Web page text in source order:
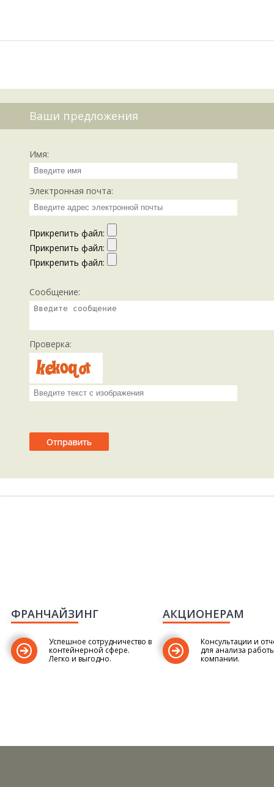
Ваши предложения
Имя:
Электронная почта:
Прикрепить файл:
Прикрепить файл:
Прикрепить файл:
Сообщение:
Проверка:
ФРАНЧАЙЗИНГ
Успешное сотрудничество в
контейнерной сфере.
Легко и выгодно.
АКЦИОНЕРАМ
Консультации и
для анализа
компании.